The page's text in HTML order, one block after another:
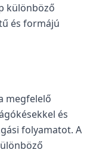
különböző
és formájú
megfelelő
és
folyamatot. A